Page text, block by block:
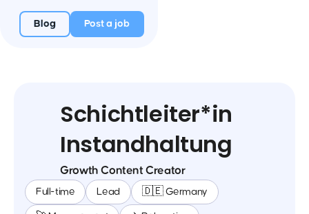
Blog Post a job
Schichtleiter*in
Instandhaltung
Growth Content Creator
Full-time Lead 🇩🇪 Germany